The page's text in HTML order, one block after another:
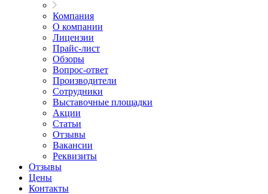
Компания
О компании
Лицензии
Прайс-лист
Обзоры
Вопрос-ответ
Производители
Сотрудники
Выставочные площадки
Акции
Статьи
Отзывы
Вакансии
Реквизиты
Отзывы
Цены
Контакты